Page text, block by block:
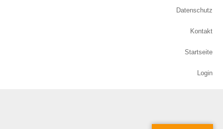
Datenschutz
Kontakt
Startseite
Login